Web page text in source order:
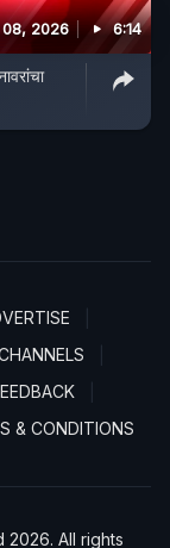
2026 6:14
& CONDITIONS
All rights